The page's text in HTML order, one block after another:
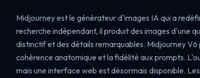
Midjourney est le générateur d'images IA qui a
recherche indépendant, il produit des images d'une
distinctif et des détails remarquables. Midjourney
cohérence anatomique et la fidélité aux prompts.
mais une interface web est désormais disponible.